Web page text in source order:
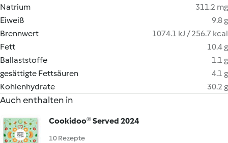
Natrium
311.2 mg
Eiweiß
9.8 g
Brennwert
1074.1 kJ / 256.7 kcal
Fett
10.4 g
Ballaststoffe
1.1 g
gesättigte Fettsäuren
4.1 g
Kohlenhydrate
30.2 g
Auch enthalten in
Cookidoo® Served 2024
10 Rezepte